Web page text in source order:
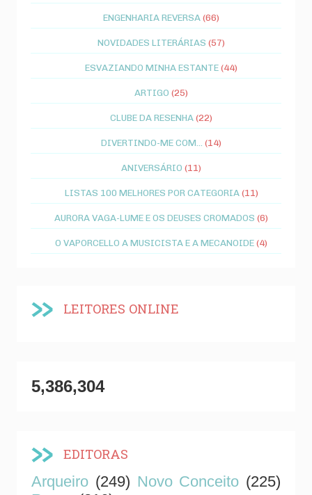
ENGENHARIA REVERSA(66)
NOVIDADES LITERÁRIAS (57)
ESVAZIANDO MINHA ESTANTE(44)
ARTIGO (25)
CLUBE DA RESENHA(22)
DIVERTINDO-ME COM... (14)
ANIVERSÁRIO (11)
LISTAS 100 MELHORES POR CATEGORIA (11)
AURORA VAGA-LUME E OS DEUSES CROMADOS (6)
O VAPORCELLO A MUSICISTA E A MECANOIDE(4)
LEITORES ONLINE
5,386,304
EDITORAS
Arqueiro (249) Novo Conceito (225)